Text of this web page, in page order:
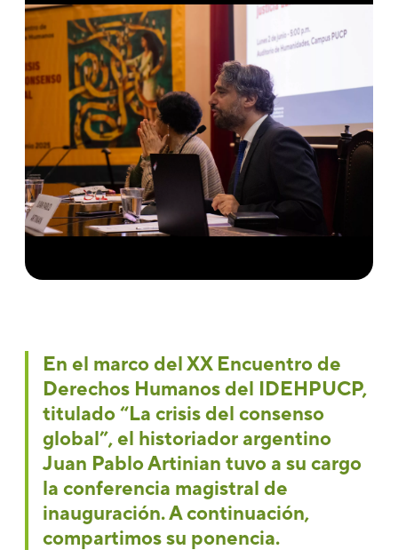
En el marco del XX Encuentro de
Derechos Humanos del IDEHPUCP,
titulado “La crisis del consenso
global”, el historiador argentino
Juan Pablo Artinian tuvo a su cargo
la conferencia magistral de
inauguración. A continuación,
compartimos su ponencia.